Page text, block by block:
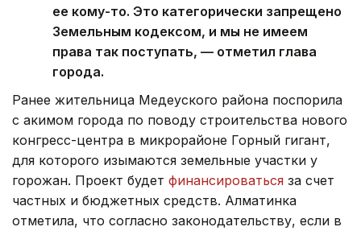
ее кому-то. Это категорически запрещено
Земельным кодексом, и мы не имеем
права так поступать, — отметил глава
города.
Ранее жительница Медеуского района поспорила
с акимом города по поводу строительства нового
конгресс-центра в микрорайоне Горный гигант,
для которого изымаются земельные участки у
горожан. Проект будет финансироваться за счет
частных и бюджетных средств. Алматинка
отметила, что согласно законодательству, если в